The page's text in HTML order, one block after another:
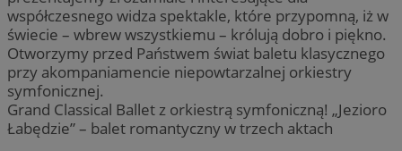
współczesnego widza spektakle, które przypomną, iż w
świecie – wbrew wszystkiemu – królują dobro i piękno.
Otworzymy przed Państwem świat baletu klasycznego
przy akompaniamencie niepowtarzalnej orkiestry
symfonicznej.
Grand Classical Ballet z orkiestrą symfoniczną! „Jezioro
Łabędzie” – balet romantyczny w trzech aktach